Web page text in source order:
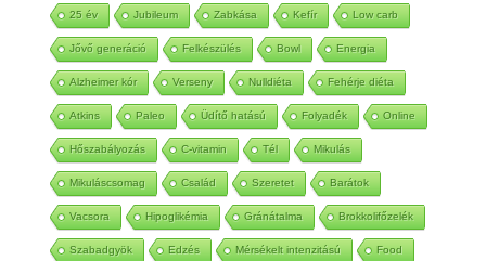
25 év Jubileum Zabkása Kefír Low carb
Jővő generáció Felkészülés Bowl Energia
Alzheimer kór Verseny Nulldiéta Fehérje diéta
Atkins Paleo Üdítő hatású Folyadék Online
Hőszabályozás C-vitamin Tél Mikulás
Mikuláscsomag Család Szeretet Barátok
Vacsora Hipoglikémia Gránátalma Brokkolifőzelék
Szabadgyök Edzés Mérsékelt intenzitású Food